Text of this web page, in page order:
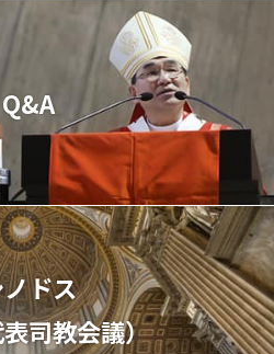
Q&A
ドス
司教会議）